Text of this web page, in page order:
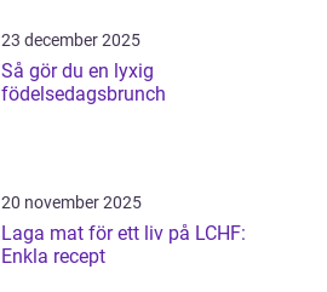
23 december 2025
Så gör du en lyxig
födelsedagsbrunch
20 november 2025
Laga mat för ett liv på LCHF:
Enkla recept